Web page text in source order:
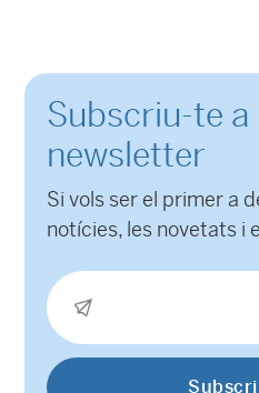
Subscriu-te a
newsletter
Si vols ser el primer a
notícies, les novetats i